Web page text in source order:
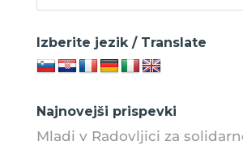
Izberite jezik / Translate
Najnovejši prispevki
Mladi v Radovljici za